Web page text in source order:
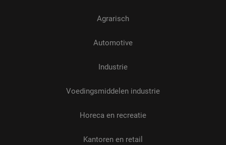
Agrarisch
Automotive
Industrie
Voedingsmiddelen industrie
Horeca en recreatie
Kantoren en retail